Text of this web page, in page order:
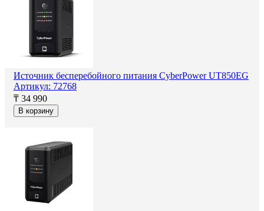
Источник бесперебойного питания CyberPower UT850EG
Артикул: 72768
₸ 34 990
В корзину